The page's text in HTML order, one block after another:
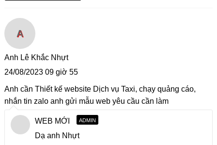
A
Anh Lê Khắc Nhựt
24/08/2023 09 giờ 55
Anh cần Thiết kế website Dịch vụ Taxi, chạy quảng cáo,
nhắn tin zalo anh gửi mẫu web yêu cầu cần làm
WEB MỚI ADMIN
Dạ anh Nhựt